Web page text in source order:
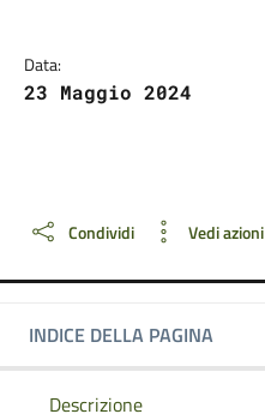
Data:
23 Maggio 2024
Condividi Vedi azioni
INDICE DELLA PAGINA
Descrizione